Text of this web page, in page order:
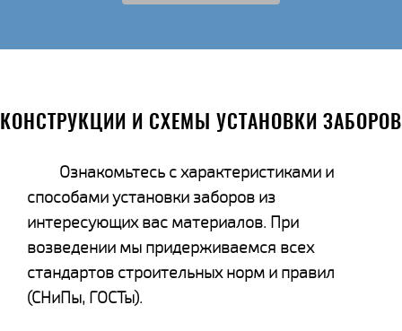
КОНСТРУКЦИИ И СХЕМЫ УСТАНОВКИ ЗАБОРОВ
Ознакомьтесь с характеристиками и
способами установки заборов из
интересующих вас материалов. При
возведении мы придерживаемся всех
стандартов строительных норм и правил
(СНиПы, ГОСТы).